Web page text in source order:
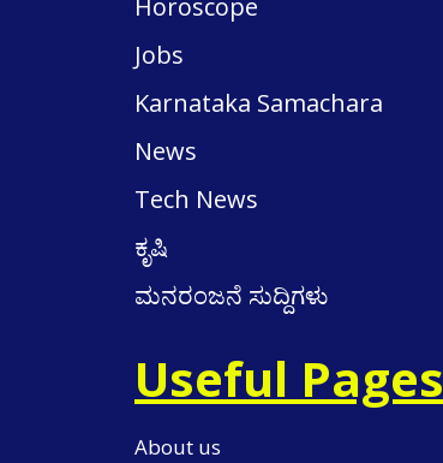
Horoscope
Jobs
Karnataka Samachara
News
Tech News
ಕೃಷಿ
ಮನರಂಜನೆ ಸುದ್ದಿಗಳು
Useful Pages
About us